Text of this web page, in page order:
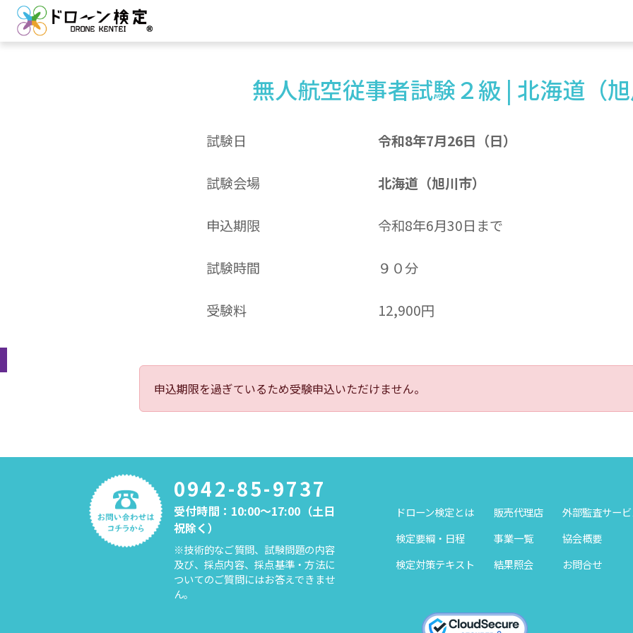
無人航空従事者試験２級 | 北海道（
試験日 令和8年7月26日（日）
試験会場 北海道（旭川市）
申込期限 令和8年6月30日まで
試験時間 ９０分
受験料 12,900円
申込期限を過ぎているため受験申込いただけません。
0942-85-9737
受付時間：10:00～17:00（土日
祝除く）
※技術的なご質問、試験問題の内容
及び、採点内容、採点基準・方法に
ついてのご質問にはお答えできませ
ん。
ドローン検定とは
検定要綱・日程
検定対策テキスト
販売代理店
事業一覧
結果照会
外部監査サー
協会概要
お問合せ